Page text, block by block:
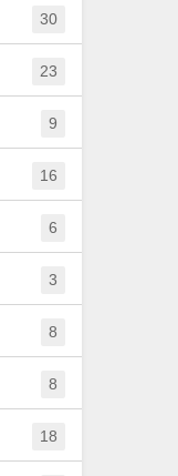
30
23
9
16
6
3
8
8
18